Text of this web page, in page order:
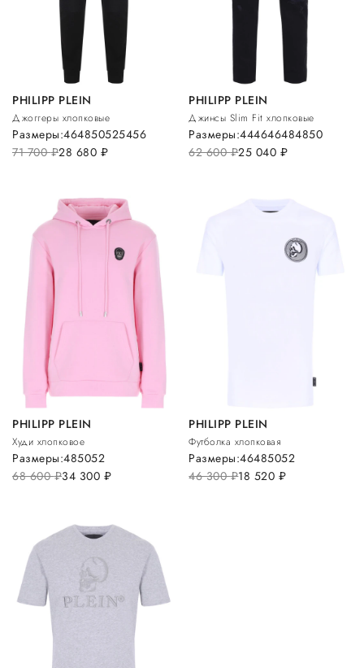
PHILIPP PLEIN
Джоггеры хлопковые
71 700руб.28 680 руб.
Размеры:464850525456
PHILIPP PLEIN
Джинсы Slim Fit хлопковые
62 600руб.25 040 руб.
Размеры:444646484850
PHILIPP PLEIN
Худи хлопковое
68 600руб.34 300 руб.
Размеры:485052
PHILIPP PLEIN
Футболка хлопковая
46 300руб.18 520 руб.
Размеры:46485052